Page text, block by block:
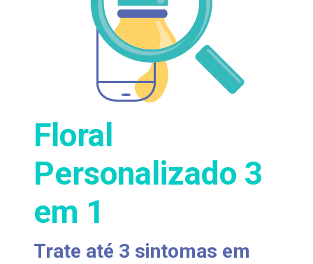
Floral
Personalizado 3
em 1
Trate até 3 sintomas em